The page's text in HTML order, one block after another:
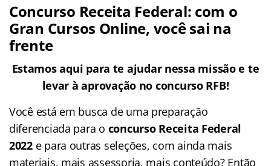
Concurso Receita Federal: com o
Gran Cursos Online, você sai na
frente
Estamos aqui para te ajudar nessa missão e te
levar à aprovação no concurso RFB!
Você está em busca de uma preparação
diferenciada para o concurso Receita Federal
2022 e para outras seleções, com ainda mais
materiais, mais assessoria, mais conteúdo? Então